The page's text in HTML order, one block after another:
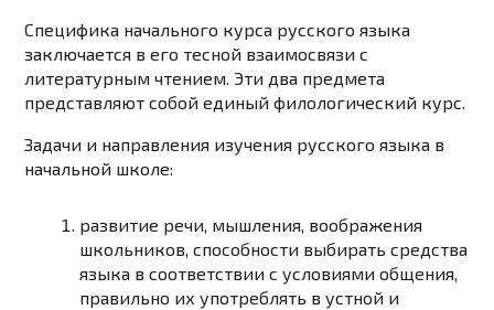
Специфика начального курса русского языка
заключается в его тесной взаимосвязи с
литературным чтением. Эти два предмета
представляют собой единый филологический курс.
Задачи и направления изучения русского языка в
начальной школе:
развитие речи, мышления, воображения
школьников, способности выбирать средства
языка в соответствии с условиями общения,
правильно их употреблять в устной и